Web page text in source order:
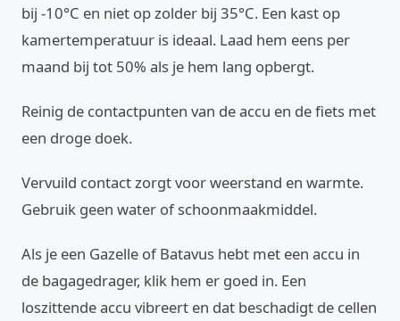
bij -10°C en niet op zolder bij 35°C. Een kast op
kamertemperatuur is ideaal. Laad hem eens per
maand bij tot 50% als je hem lang opbergt.
Reinig de contactpunten van de accu en de fiets met
een droge doek.
Vervuild contact zorgt voor weerstand en warmte.
Gebruik geen water of schoonmaakmiddel.
Als je een Gazelle of Batavus hebt met een accu in
de bagagedrager, klik hem er goed in. Een
loszittende accu vibreert en dat beschadigt de cellen